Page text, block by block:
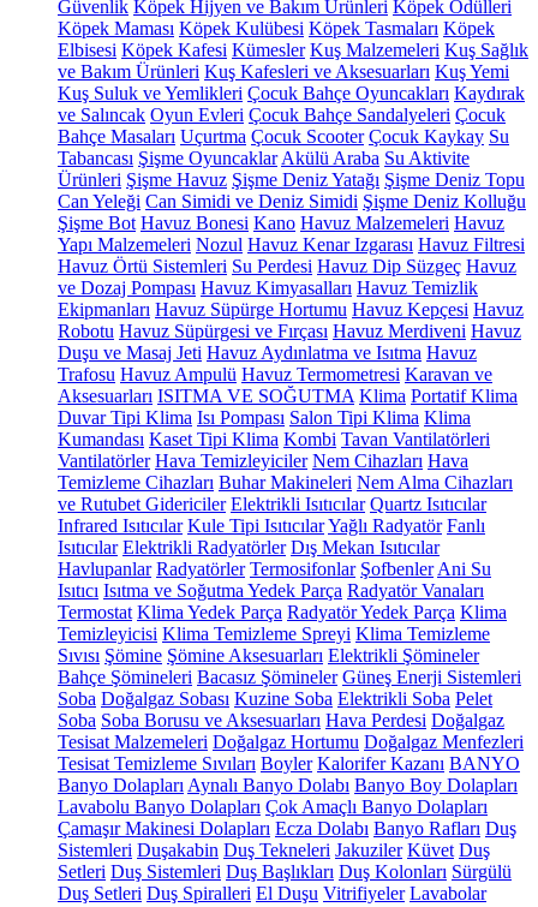
Güvenlik Köpek Hijyen ve Bakım Ürünleri Köpek Ödülleri
Köpek Maması Köpek Kulübesi Köpek Tasmaları Köpek
Elbisesi Köpek Kafesi Kümesler Kuş Malzemeleri Kuş Sağlık
ve Bakım Ürünleri Kuş Kafesleri ve Aksesuarları Kuş Yemi
Kuş Suluk ve Yemlikleri Çocuk Bahçe Oyuncakları Kaydırak
ve Salıncak Oyun Evleri Çocuk Bahçe Sandalyeleri Çocuk
Bahçe Masaları Uçurtma Çocuk Scooter Çocuk Kaykay Su
Tabancası Şişme Oyuncaklar Akülü Araba Su Aktivite
Ürünleri Şişme Havuz Şişme Deniz Yatağı Şişme Deniz Topu
Can Yeleği Can Simidi ve Deniz Simidi Şişme Deniz Kolluğu
Şişme Bot Havuz Bonesi Kano Havuz Malzemeleri Havuz
Yapı Malzemeleri Nozul Havuz Kenar Izgarası Havuz Filtresi
Havuz Örtü Sistemleri Su Perdesi Havuz Dip Süzgeç Havuz
ve Dozaj Pompası Havuz Kimyasalları Havuz Temizlik
Ekipmanları Havuz Süpürge Hortumu Havuz Kepçesi Havuz
Robotu Havuz Süpürgesi ve Fırçası Havuz Merdiveni Havuz
Duşu ve Masaj Jeti Havuz Aydınlatma ve Isıtma Havuz
Trafosu Havuz Ampulü Havuz Termometresi Karavan ve
Aksesuarları ISITMA VE SOĞUTMA Klima Portatif Klima
Duvar Tipi Klima Isı Pompası Salon Tipi Klima Klima
Kumandası Kaset Tipi Klima Kombi Tavan Vantilatörleri
Vantilatörler Hava Temizleyiciler Nem Cihazları Hava
Temizleme Cihazları Buhar Makineleri Nem Alma Cihazları
ve Rutubet Gidericiler Elektrikli Isıtıcılar Quartz Isıtıcılar
Infrared Isıtıcılar Kule Tipi IsıtıcılarYağlı Radyatör Fanlı
Isıtıcılar Elektrikli Radyatörler Dış Mekan Isıtıcılar
Havlupanlar Radyatörler Termosifonlar Şofbenler Ani Su
Isıtıcı Isıtma ve Soğutma Yedek Parça Radyatör Vanaları
Termostat Klima Yedek Parça Radyatör Yedek Parça Klima
Temizleyicisi Klima Temizleme Spreyi Klima Temizleme
Sıvısı Şömine Şömine Aksesuarları Elektrikli Şömineler
Bahçe Şömineleri Bacasız Şömineler Güneş Enerji Sistemleri
Soba Doğalgaz Sobası Kuzine Soba Elektrikli Soba Pelet
Soba Soba Borusu ve Aksesuarları Hava Perdesi Doğalgaz
Tesisat Malzemeleri Doğalgaz Hortumu Doğalgaz Menfezleri
Tesisat Temizleme Sıvıları Boyler Kalorifer Kazanı BANYO
Banyo Dolapları Aynalı Banyo Dolabı Banyo Boy Dolapları
Lavabolu Banyo Dolapları Çok Amaçlı Banyo Dolapları
Çamaşır Makinesi Dolapları Ecza Dolabı Banyo Rafları Duş
Sistemleri Duşakabin Duş Tekneleri Jakuziler Küvet Duş
Setleri Duş Sistemleri Duş Başlıkları Duş Kolonları Sürgülü
Duş Setleri Duş Spiralleri El Duşu Vitrifiyeler Lavabolar